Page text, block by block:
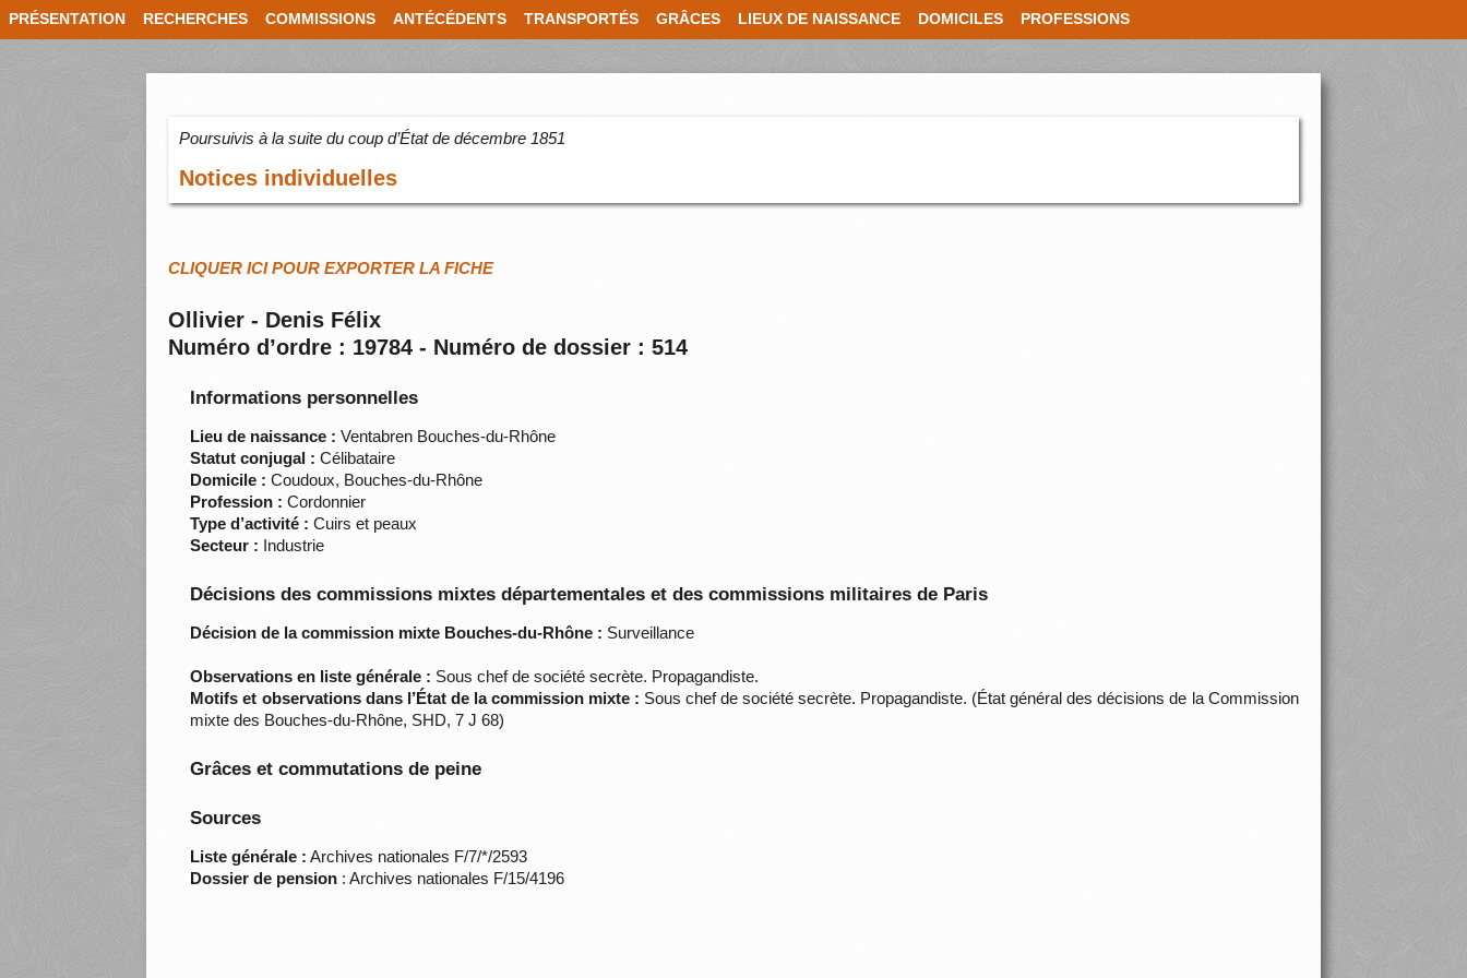
PRÉSENTATION RECHERCHES COMMISSIONS ANTÉCÉDENTS TRANSPORTÉS GRÂCES LIEUX DE NAISSANCE DOMICILES PROFESSIONS
Poursuivis à la suite du coup d’État de décembre 1851
Notices individuelles
CLIQUER ICI POUR EXPORTER LA FICHE
Ollivier - Denis Félix
Numéro d’ordre : 19784 - Numéro de dossier : 514
Informations personnelles
Lieu de naissance : Ventabren Bouches-du-Rhône
Statut conjugal : Célibataire
Domicile : Coudoux, Bouches-du-Rhône
Profession : Cordonnier
Type d’activité : Cuirs et peaux
Secteur : Industrie
Décisions des commissions mixtes départementales et des commissions militaires de Paris
Décision de la commission mixte Bouches-du-Rhône : Surveillance
Observations en liste générale : Sous chef de société secrète. Propagandiste.
Motifs et observations dans l’État de la commission mixte : Sous chef de société secrète. Propagandiste. (État général des décisions de la Commission
mixte des Bouches-du-Rhône, SHD, 7 J 68)
Grâces et commutations de peine
Sources
Liste générale : Archives nationales F/7/*/2593
Dossier de pension : Archives nationales F/15/4196